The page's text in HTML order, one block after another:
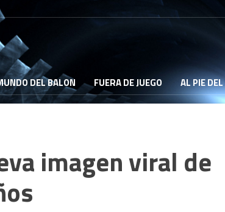
DEL BALON FUERA DE JUEGO AL PIE
imagen viral de